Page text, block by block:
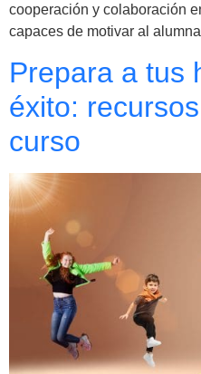
cooperación y colaboración
capaces de motivar al
Prepara a tus
éxito:
curso